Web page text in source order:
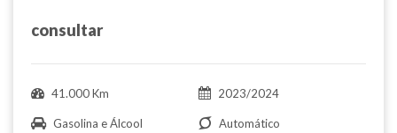
consultar
41.000 Km 2023/2024
Gasolina e Álcool Automático